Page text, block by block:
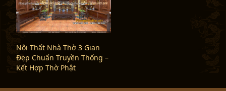
Nội Thất Nhà Thờ 3 Gian
Đẹp Chuẩn Truyền Thống –
Kết Hợp Thờ Phật